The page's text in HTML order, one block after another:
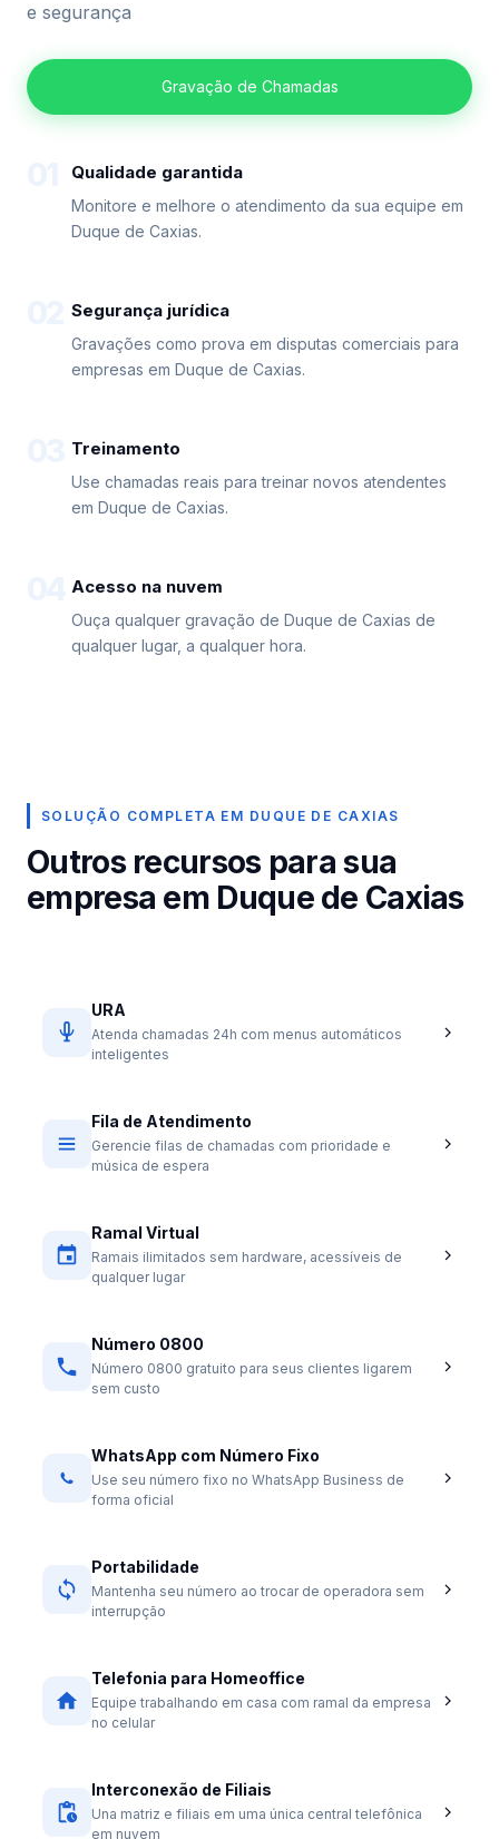
e segurança
Gravação de Chamadas
Qualidade garantida
Monitore e melhore o atendimento da sua equipe em
Duque de Caxias.
Segurança jurídica
Gravações como prova em disputas comerciais para
empresas em Duque de Caxias.
Treinamento
Use chamadas reais para treinar novos atendentes
em Duque de Caxias.
Acesso na nuvem
Ouça qualquer gravação de Duque de Caxias de
qualquer lugar, a qualquer hora.
SOLUÇÃO COMPLETA EM DUQUE DE CAXIAS
Outros recursos para sua
empresa em Duque de Caxias
URA
Atenda chamadas 24h com menus automáticos
inteligentes
Fila de Atendimento
Gerencie filas de chamadas com prioridade e
música de espera
Ramal Virtual
Ramais ilimitados sem hardware, acessíveis de
qualquer lugar
Número 0800
Número 0800 gratuito para seus clientes ligarem
sem custo
WhatsApp com Número Fixo
Use seu número fixo no WhatsApp Business de
forma oficial
Portabilidade
Mantenha seu número ao trocar de operadora sem
interrupção
Telefonia para Homeoffice
Equipe trabalhando em casa com ramal da empresa
no celular
Interconexão de Filiais
Una matriz e filiais em uma única central telefônica
em nuvem